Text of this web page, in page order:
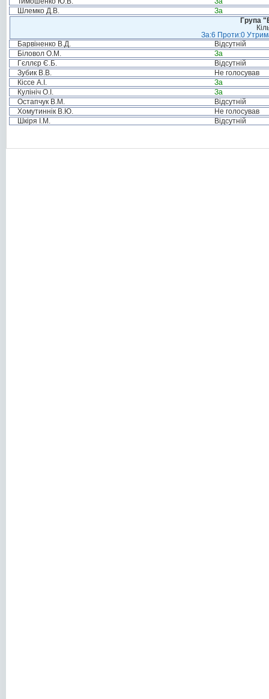
Шлемко Д.В.
За
Група
За:6 Проти:0
Барвіненко В.Д.
Відсутній
Біловол О.М.
За
Гєллєр Є.Б.
Відсутній
Зубик В.В.
Не голосував
Кіссе А.І.
За
Кулініч О.І.
За
Остапчук В.М.
Відсутній
Хомутиннік В.Ю.
Не голосував
Шкіря І.М.
Відсутній